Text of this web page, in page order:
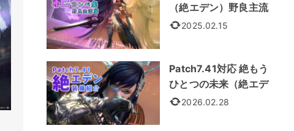
（絶エデン）野良主流
カンペ集
2025.02.15
Patch7.41対応 絶もう
ひとつの未来（絶エデ
ン） 全21ジョブ装備紹
2026.02.28